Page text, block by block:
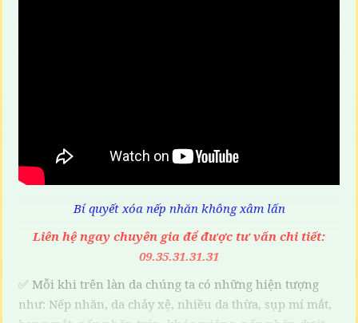
Bí quyết xóa nếp nhăn không xâm lấn
Liên hệ ngay chuyên gia để được tư vấn chi tiết:
09.35.31.31.31
✅ Mỗi khi trên làn da chúng ta có những hiện tượng
như: Nếp nhăn, da chảy xệ, nhiều da thừa, sụp mí mắt,